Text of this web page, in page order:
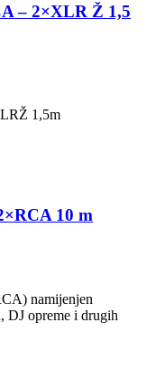
– 2×XLR Ž 1,5
1,5m
10 m
namijenjen
DJ opreme i drugih